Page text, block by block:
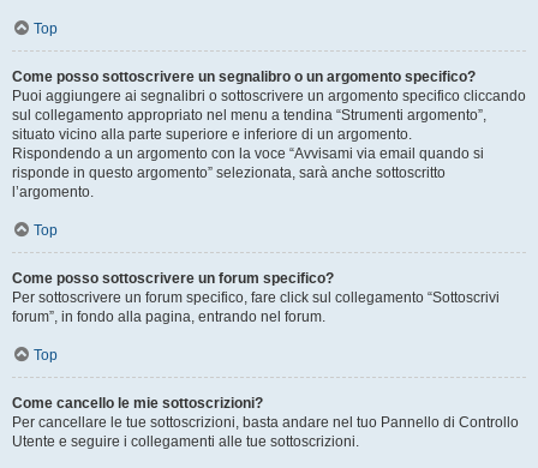
Top
Come posso sottoscrivere un segnalibro o un argomento specifico?
Puoi aggiungere ai segnalibri o sottoscrivere un argomento specifico cliccando
sul collegamento appropriato nel menu a tendina “Strumenti argomento”,
situato vicino alla parte superiore e inferiore di un argomento.
Rispondendo a un argomento con la voce “Avvisami via email quando si
risponde in questo argomento” selezionata, sarà anche sottoscritto
l’argomento.
Top
Come posso sottoscrivere un forum specifico?
Per sottoscrivere un forum specifico, fare click sul collegamento “Sottoscrivi
forum”, in fondo alla pagina, entrando nel forum.
Top
Come cancello le mie sottoscrizioni?
Per cancellare le tue sottoscrizioni, basta andare nel tuo Pannello di Controllo
Utente e seguire i collegamenti alle tue sottoscrizioni.